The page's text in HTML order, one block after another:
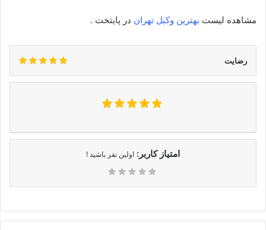
مشاهده لیست بهترین وکیل تهران در پایتخت .
رضایت
امتیاز کاربر: اولین نفر باشید !